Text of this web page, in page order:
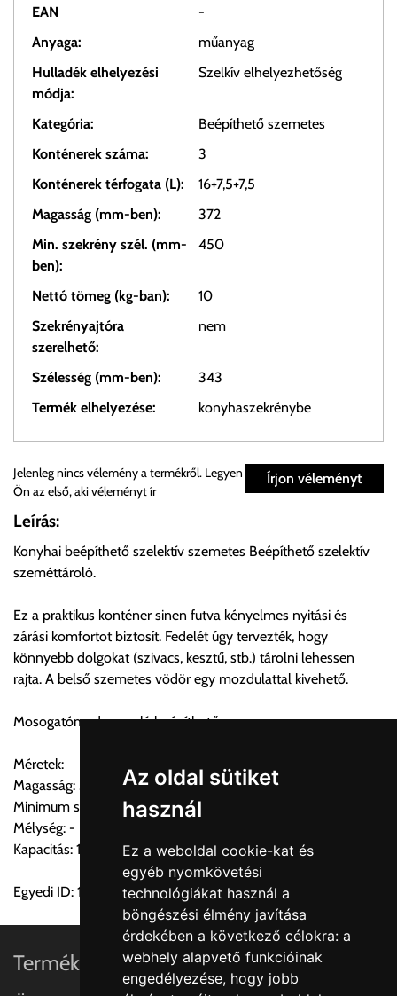
Az oldal sütiket
használ
Ez a weboldal cookie-kat és
egyéb nyomkövetési
technológiákat használ a
böngészési élmény javítása
érdekében a következő célokra: a
webhely alapvető funkcióinak
engedélyezése, hogy jobb
EAN
-
Anyaga:
műanyag
Hulladék elhelyezési
módja:
Szelkív elhelyezhetőség
Kategória:
Beépíthető szemetes
Konténerek száma:
3
Konténerek térfogata (L):
16+7,5+7,5
Magasság (mm-ben):
372
Min. szekrény szél. (mm-
ben):
450
Nettó tömeg (kg-ban):
10
Szekrényajtóra
szerelhető:
nem
Szélesség (mm-ben):
343
Termék elhelyezése:
konyhaszekrénybe
Személyes átvétel:
Önnek lehetősége van rendelését a beérkezést követően
előre egyeztetett időpontban.
Szállítási díjak:
Az oldalunkon rendelés esetén, amennyiben szállítást is kér,
vásárolt árú figyelembevételével az önnek megfelelő szállítási
Amennyiben nem biztos választásában, vagy a program
automatikusan nem ajánl fel szállítási költséget, úgy válassza
a 0.- forintos szállítást, kollégáink megvizsgálják a vásárolt
termék adatait, majd visszaigazolják a szállítás költségét.
Ingyenes szállítási lehetőség nincs!
Egyes termékek súlyát a program nem ismeri, rendelés esetén
a központ igazolja vissza. Amennyiben a költséget az Ön által
gondoltnál magasabb értékben igazoljuk vissza, úgy a
visszaigazolástól számított 24 órán belül a terméket
lemondhatja, vagy kérheti a személyes átvételre való
Írjon véleményt
Jelenleg nincs vélemény a termékről. Legyen
Ön az első, aki véleményt ír
Leírás:
Konyhai beépíthető szelektív szemetes Beépíthető szelektív
szeméttároló.
Ez a praktikus konténer sinen futva kényelmes nyitási és
zárási komfortot biztosít. Fedelét úgy tervezték, hogy
könnyebb dolgokat (szivacs, kesztű, stb.) tárolni lehessen
rajta. A belső szemetes vödör egy mozdulattal kivehető.
Mosogatómedence alá beépíthető.
Méretek:
Magasság: 372mm
Minimum szekrényszélesség: 450mm(szekrény)
Mélység: -
Kapacitás: 1×16L + 2×7,5L
Egyedi ID: 1000231136
Termékinformációk